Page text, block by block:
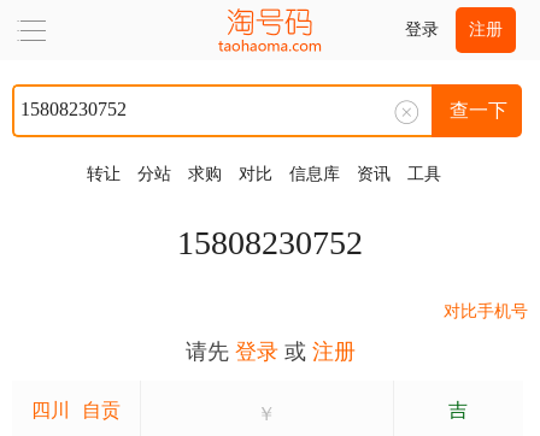
登录 注册
查一下
转让 分站 求购 对比 信息库 资讯 工具
15808230752
对比手机号
请先 登录或 注册
四川 自贡 ￥ 吉